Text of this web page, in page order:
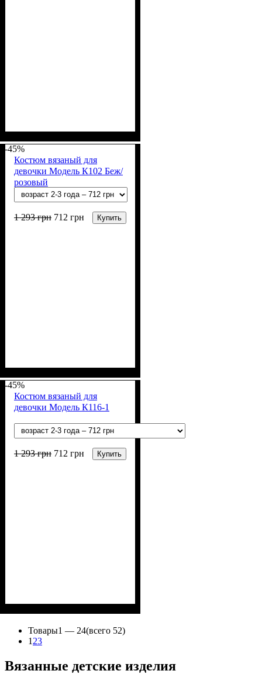
-45%
Костюм вязаный для
девочки Модель К102 Беж/
розовый
1 293грн 712 грн Купить
-45%
Костюм вязаный для
девочки Модель К116-1
1 293грн 712 грн Купить
Товары1 — 24(всего 52)
1 23
Вязанные детские изделия